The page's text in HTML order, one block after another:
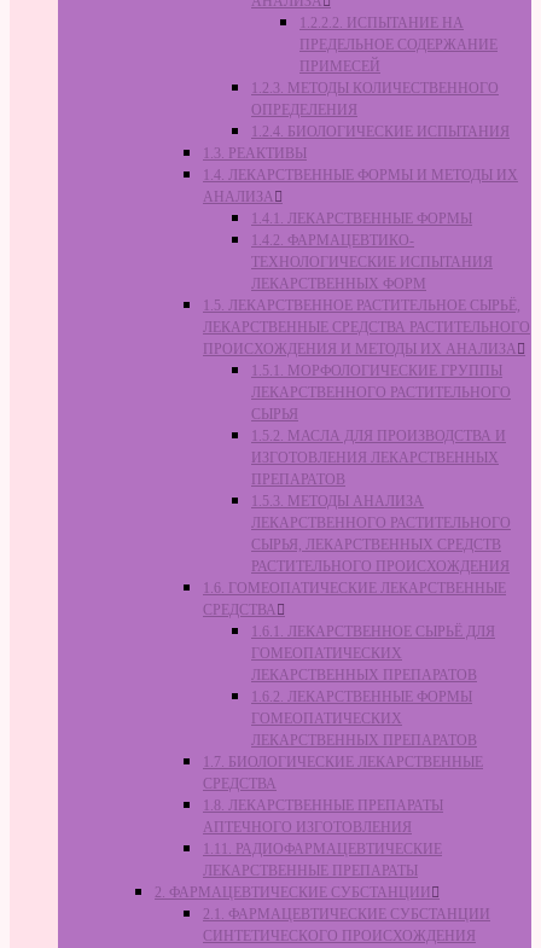
1.2.2.2. ИСПЫТАНИЕ НА
ПРЕДЕЛЬНОЕ СОДЕРЖАНИЕ
ПРИМЕСЕЙ
1.2.3. МЕТОДЫ КОЛИЧЕСТВЕННОГО
ОПРЕДЕЛЕНИЯ
1.2.4. БИОЛОГИЧЕСКИЕ ИСПЫТАНИЯ
1.3. РЕАКТИВЫ
1.4. ЛЕКАРСТВЕННЫЕ ФОРМЫ И МЕТОДЫ ИХ
АНАЛИЗА
1.4.1. ЛЕКАРСТВЕННЫЕ ФОРМЫ
1.4.2. ФАРМАЦЕВТИКО-
ТЕХНОЛОГИЧЕСКИЕ ИСПЫТАНИЯ
ЛЕКАРСТВЕННЫХ ФОРМ
1.5. ЛЕКАРСТВЕННОЕ РАСТИТЕЛЬНОЕ СЫРЬЁ,
ЛЕКАРСТВЕННЫЕ СРЕДСТВА РАСТИТЕЛЬНОГО
ПРОИСХОЖДЕНИЯ И МЕТОДЫ ИХ АНАЛИЗА
1.5.1. МОРФОЛОГИЧЕСКИЕ ГРУППЫ
ЛЕКАРСТВЕННОГО РАСТИТЕЛЬНОГО
СЫРЬЯ
1.5.2. МАСЛА ДЛЯ ПРОИЗВОДСТВА И
ИЗГОТОВЛЕНИЯ ЛЕКАРСТВЕННЫХ
ПРЕПАРАТОВ
1.5.3. МЕТОДЫ АНАЛИЗА
ЛЕКАРСТВЕННОГО РАСТИТЕЛЬНОГО
СЫРЬЯ, ЛЕКАРСТВЕННЫХ СРЕДСТВ
РАСТИТЕЛЬНОГО ПРОИСХОЖДЕНИЯ
1.6. ГОМЕОПАТИЧЕСКИЕ ЛЕКАРСТВЕННЫЕ
СРЕДСТВА
1.6.1. ЛЕКАРСТВЕННОЕ СЫРЬЁ ДЛЯ
ГОМЕОПАТИЧЕСКИХ
ЛЕКАРСТВЕННЫХ ПРЕПАРАТОВ
1.6.2. ЛЕКАРСТВЕННЫЕ ФОРМЫ
ГОМЕОПАТИЧЕСКИХ
ЛЕКАРСТВЕННЫХ ПРЕПАРАТОВ
1.7. БИОЛОГИЧЕСКИЕ ЛЕКАРСТВЕННЫЕ
СРЕДСТВА
1.8. ЛЕКАРСТВЕННЫЕ ПРЕПАРАТЫ
АПТЕЧНОГО ИЗГОТОВЛЕНИЯ
1.11. РАДИОФАРМАЦЕВТИЧЕСКИЕ
ЛЕКАРСТВЕННЫЕ ПРЕПАРАТЫ
2. ФАРМАЦЕВТИЧЕСКИЕ СУБСТАНЦИИ
2.1. ФАРМАЦЕВТИЧЕСКИЕ СУБСТАНЦИИ
СИНТЕТИЧЕСКОГО ПРОИСХОЖДЕНИЯ